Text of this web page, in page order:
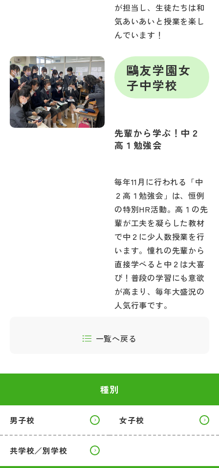
が担当し、生徒たちは和
気あいあいと授業を楽し
んでいます！
鷗友学園女
子中学校
先輩から学ぶ！中２
高１勉強会
毎年11月に行われる「中
２高１勉強会」は、恒例
の特別HR活動。高１の先
輩が工夫を凝らした教材
で中２に少人数授業を行
います。憧れの先輩から
直接学べると中２は大喜
び！普段の学習にも意欲
が高まり、毎年大盛況の
人気行事です。
一覧へ戻る
種別
男子校 女子校
共学校／別学校